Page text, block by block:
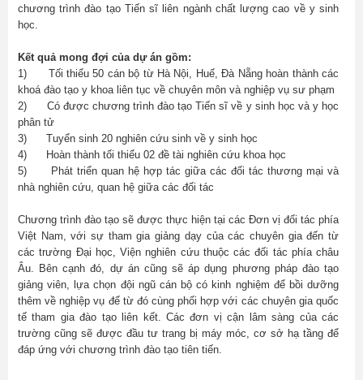
chương trình đào tạo Tiến sĩ liên ngành chất lượng cao về y sinh
học.
Kết quả mong đợi của dự án gồm:
1) Tối thiểu 50 cán bộ từ Hà Nội, Huế, Đà Nẵng hoàn thành các
khoá đào tạo y khoa liên tục về chuyên môn và nghiệp vụ sư phạm
2) Có được chương trình đào tạo Tiến sĩ về y sinh học và y học
phân tử
3) Tuyển sinh 20 nghiên cứu sinh về y sinh học
4) Hoàn thành tối thiểu 02 đề tài nghiên cứu khoa học
5) Phát triển quan hệ hợp tác giữa các đối tác thương mại và
nhà nghiên cứu, quan hệ giữa các đối tác
Chương trình đào tạo sẽ được thực hiện tại các Đơn vị đối tác phía
Việt Nam, với sự tham gia giảng dạy của các chuyên gia đến từ
các trường Đại học, Viện nghiên cứu thuộc các đối tác phía châu
Âu. Bên cạnh đó, dự án cũng sẽ áp dụng phương pháp đào tạo
giảng viên, lựa chọn đội ngũ cán bộ có kinh nghiệm để bồi dưỡng
thêm về nghiệp vụ để từ đó cùng phối hợp với các chuyên gia quốc
tế tham gia đào tạo liên kết. Các đơn vị cận lâm sàng của các
trường cũng sẽ được đầu tư trang bị máy móc, cơ sở hạ tầng để
đáp ứng với chương trình đào tạo tiên tiến.